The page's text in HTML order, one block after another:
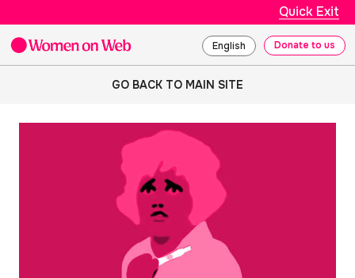
Quick Exit
English Donate to us
GO BACK TO MAIN SITE